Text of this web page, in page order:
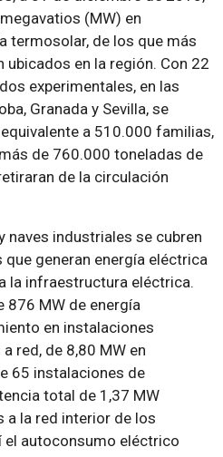
(MW) en
termosolar, de los que más
ubicados en la región. Con 22
experimentales, en las
Granada y Sevilla, se
a 510.000 familias,
de 760.000 toneladas de
de la circulación
naves industriales se cubren
generan energía eléctrica
la infraestructura eléctrica.
876 MW de energía
en instalaciones
red, de 8,80 MW en
65 instalaciones de
total de 1,37 MW
la red interior de los
autoconsumo eléctrico